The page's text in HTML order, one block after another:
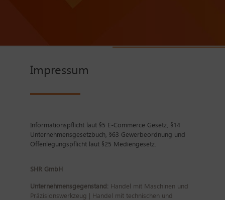
Impressum
Informationspflicht laut §5 E-Commerce Gesetz, §14
Unternehmensgesetzbuch, §63 Gewerbeordnung und
Offenlegungspflicht laut §25 Mediengesetz.
SHR GmbH
Unternehmensgegenstand: Handel mit Maschinen und
Präzisionswerkzeug | Handel mit technischen und